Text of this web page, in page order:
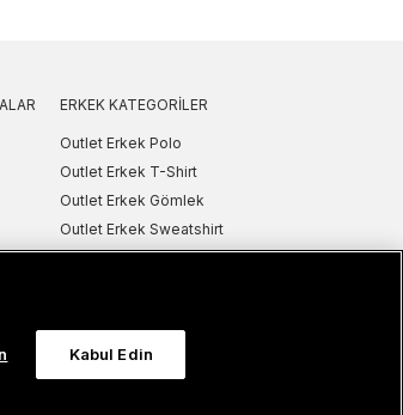
ERKEK KATEGORILER
Outlet Erkek Polo
Outlet Erkek T-Shirt
Outlet Erkek Gömlek
Outlet Erkek Sweatshirt
Outlet Erkek Eşofman
Outlet Erkek Terlik & Sandalet
Kabul Edin